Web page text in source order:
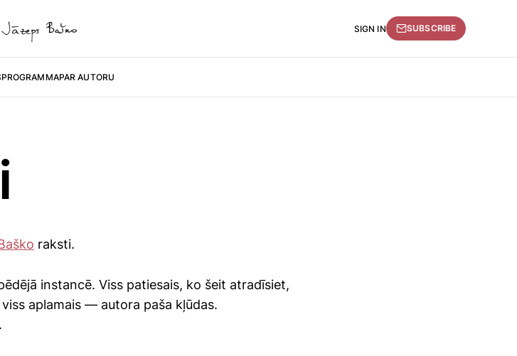
PROGRAMMAPAR AUTORU
SIGN IN SUBSCRIBE
raksti.
instancē. Viss patiesais, ko šeit atradīsiet,
aplamais — autora paša kļūdas.